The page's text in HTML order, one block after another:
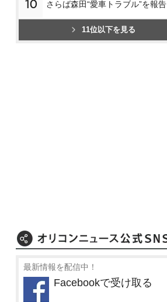
10 さらば森田“愛車トラブル”を報告
11位以下を見る
最新情報を配信中！
Facebookで受け取る